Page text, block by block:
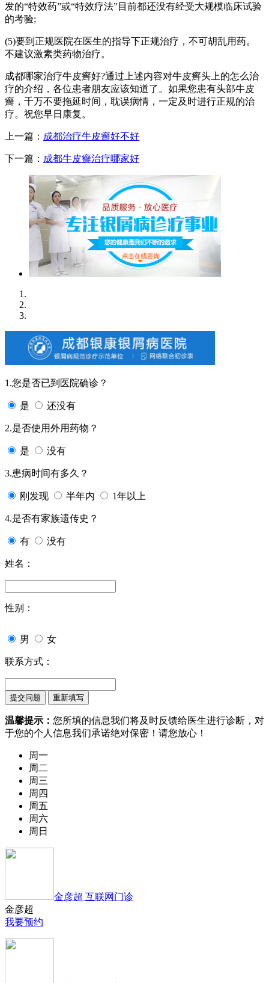
发的“特效药”或“特效疗法”目前都还没有经受大规模临床试验
的考验;
(5)要到正规医院在医生的指导下正规治疗，不可胡乱用药。
不建议激素类药物治疗。
成都哪家治疗牛皮癣好?通过上述内容对牛皮癣头上的怎么治
疗的介绍，各位患者朋友应该知道了。如果您患有头部牛皮
癣，千万不要拖延时间，耽误病情，一定及时进行正规的治
疗。祝您早日康复。
上一篇： 成都治疗牛皮癣好不好
下一篇： 成都牛皮癣治疗哪家好
1.您是否已到医院确诊？
是 还没有
2.是否使用外用药物？
是 没有
3.患病时间有多久？
刚发现 半年内 1年以上
4.是否有家族遗传史？
有 没有
姓名：
性别：
男 女
联系方式：
温馨提示： 您所填的信息我们将及时反馈给医生进行诊断，对
于您的个人信息我们承诺绝对保密！请您放心！
周一
周二
周三
周四
周五
周六
周日
金彦超 互联网门诊
金彦超
我要预约